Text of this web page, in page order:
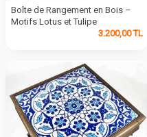
Boîte de Rangement en Bois –
Motifs Lotus et Tulipe
3.200,00TL